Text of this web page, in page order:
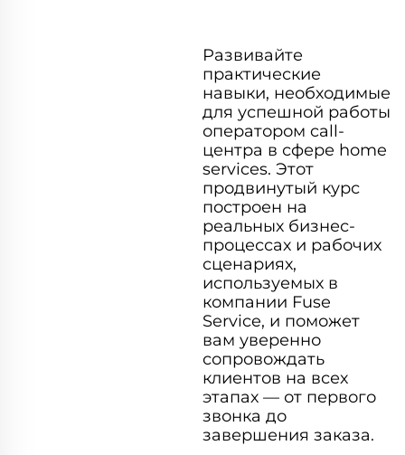
Развивайте
практические
навыки, необходимые
для успешной работы
оператором call-
центра в сфере home
services. Этот
продвинутый курс
построен на
реальных бизнес-
процессах и рабочих
сценариях,
используемых в
компании Fuse
Service, и поможет
вам уверенно
сопровождать
клиентов на всех
этапах — от первого
звонка до
завершения заказа.